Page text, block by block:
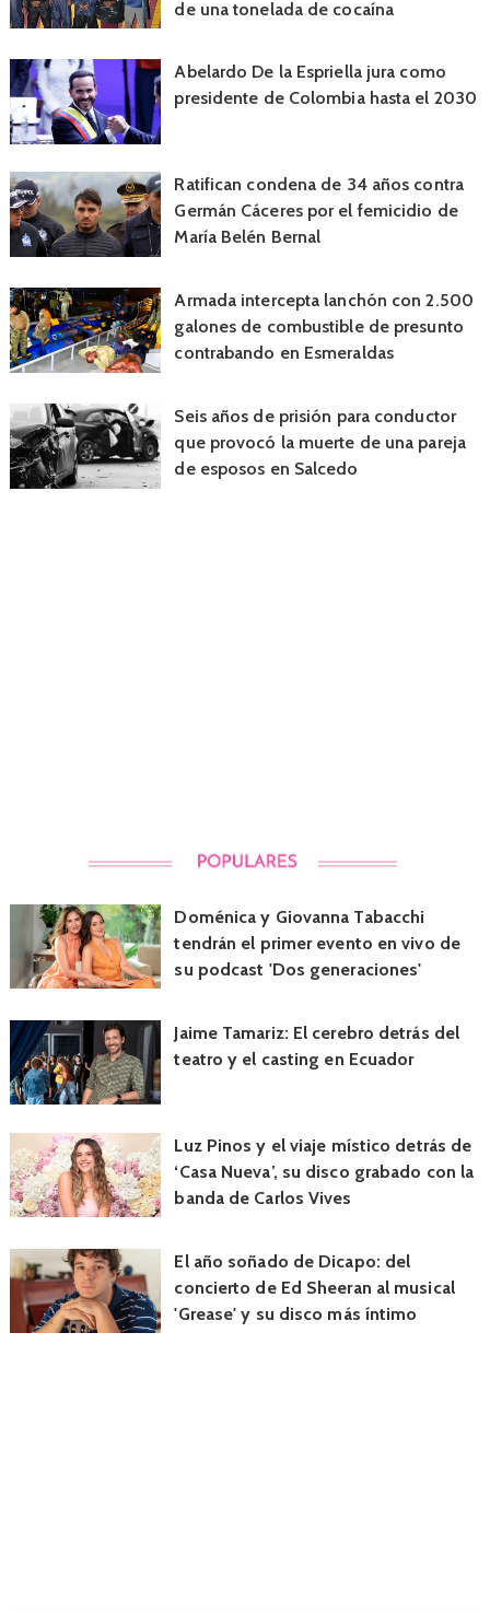
de una tonelada de cocaína
Abelardo De la Espriella jura como
presidente de Colombia hasta el 2030
Ratifican condena de 34 años contra
Germán Cáceres por el femicidio de
María Belén Bernal
Armada intercepta lanchón con 2.500
galones de combustible de presunto
contrabando en Esmeraldas
Seis años de prisión para conductor
que provocó la muerte de una pareja
de esposos en Salcedo
Doménica y Giovanna Tabacchi
tendrán el primer evento en vivo de
su podcast 'Dos generaciones'
Jaime Tamariz: El cerebro detrás del
teatro y el casting en Ecuador
Luz Pinos y el viaje místico detrás de
‘Casa Nueva’, su disco grabado con la
banda de Carlos Vives
El año soñado de Dicapo: del
concierto de Ed Sheeran al musical
'Grease' y su disco más íntimo